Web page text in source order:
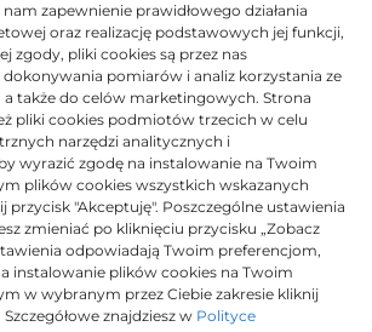
zapewnienie prawidłowego działania
oraz realizację podstawowych jej funkcji,
zgody, pliki cookies są przez nas
pomiarów i analiz korzystania ze
także do celów marketingowych. Strona
pliki cookies podmiotów trzecich w celu
narzędzi analitycznych i
wyrazić zgodę na instalowanie na Twoim
plików cookies wszystkich wskazanych
przycisk "Akceptuję". Poszczególne ustawienia
zmieniać po kliknięciu przycisku „Zobacz
odpowiadają Twoim preferencjom,
instalowanie plików cookies na Twoim
w wybranym przez Ciebie zakresie kliknij
znajdziesz w Polityce